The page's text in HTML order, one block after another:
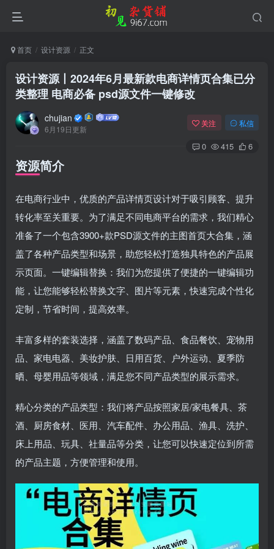
首页 设计资源 正文
设计资源丨2024年6月最新款电商详情页合集已分
类整理 电商必备 psd源文件一键修改
chujian
6月19日更新
关注 私信
0 415 6
资源简介
在电商行业中，优质的产品详情页设计对于吸引顾客、提升
转化率至关重要。为了满足不同电商平台的需求，我们精心
准备了一个包含3900+款PSD源文件的主图首页大合集，涵
盖了各种产品类型和场景，助您轻松打造独具特色的产品展
示页面。一键编辑替换：我们为您提供了便捷的一键编辑功
能，让您能够轻松替换文字、图片等元素，快速完成个性化
定制，节省时间，提高效率。
丰富多样的套装选择，涵盖了数码产品、食品餐饮、宠物用
品、家电电器、美妆护肤、日用百货、户外运动、夏季防
晒、母婴用品等领域，满足您不同产品类型的展示需求。
精心分类的产品类型：我们将产品按照家居/家电餐具、茶
酒、厨房食材、医用、汽车配件、办公用品、渔具、洗护、
床上用品、玩具、社量品等分类，让您可以快速定位到所需
的产品主题，方便管理和使用。
登录
用户名或邮箱
登录密码
记住登录
登录
社交账号登录
使用社交账号登录即表示同意用户协议、隐私声明